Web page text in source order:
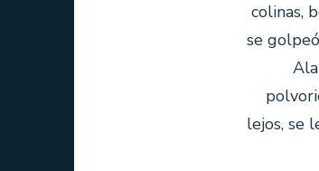
colinas,
se
lejos, se